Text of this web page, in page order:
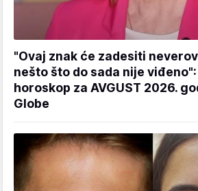
"Ovaj znak će zadesiti
nešto što do sada nije
horoskop za AVGUST 2026.
Globe